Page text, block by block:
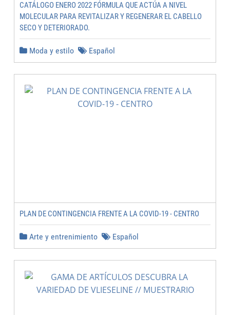
CATÁLOGO ENERO 2022 FÓRMULA QUE ACTÚA A NIVEL
MOLECULAR PARA REVITALIZAR Y REGENERAR EL CABELLO
SECO Y DETERIORADO.
Moda y estilo Español
PLAN DE CONTINGENCIA FRENTE A LA COVID-19 - CENTRO
Arte y entrenimiento Español